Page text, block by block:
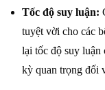
Tốc độ suy luận:
tuyệt vời cho các
lại tốc độ suy
kỳ quan trọng đối